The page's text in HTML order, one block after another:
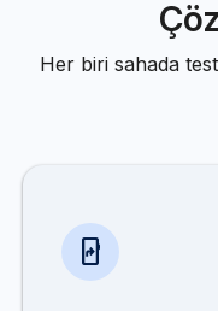
Her biri sahada
app_shortcut